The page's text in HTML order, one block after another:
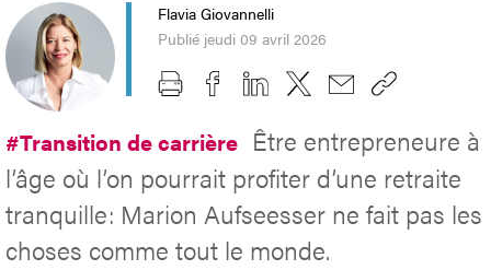
Flavia Giovannelli
Publié jeudi 09 avril 2026
#Transition de carrière Être entrepreneure à
l’âge où l’on pourrait profiter d’une retraite
tranquille: Marion Aufseesser ne fait pas les
choses comme tout le monde.